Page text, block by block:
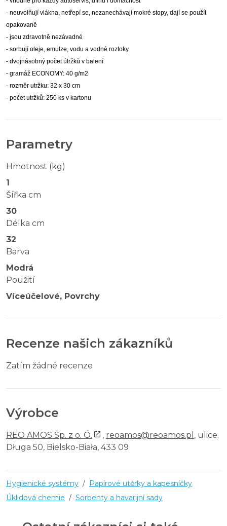
- neuvolňují vlákna, netřepí se, nezanechávají mokré stopy, dají se použít
opakovaně
- jsou zdravotně nezávadné
- sorbují oleje, emulze, vodu a vodné roztoky
- dvojnásobný počet útržků v balení
- gramáž ECONOMY: 40 g/m2
- rozměr utržku: 32 x 30 cm
- počet utržků: 250 ks v kartonu
Parametry
Hmotnost (kg)
1
Šířka cm
30
Délka cm
32
Barva
Modrá
Použití
Víceúčelové, Povrchy
Recenze našich zákazníků
Zatím žádné recenze
Výrobce
REO AMOS Sp. z o. Ó. , reoamos@reoamos.pl , ulice.
Długa 50, Bielsko-Biała, 433 09
Hygienické systémy / Papírové utěrky a kapesníčky
Úklidová chemie / Sorbenty a havarijní sady